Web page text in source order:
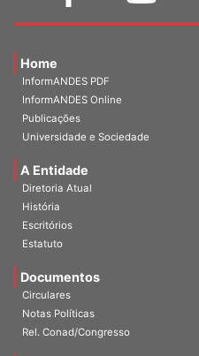
Home
InformANDES PDF
InformANDES Online
Publicações
Universidade e Sociedade
A Entidade
Diretoria Atual
História
Escritórios
Estatuto
Documentos
Circulares
Notas Políticas
Rel. Conad/Congresso